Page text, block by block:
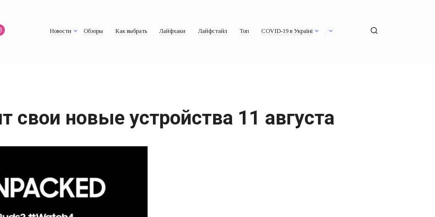
Новости Обзоры Как выбрать Лайфхаки Лайфстайл Топ COVID-19 в Україні
свои новые устройства 11 августа